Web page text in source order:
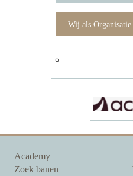
Wij als Organisatie
Academy
Zoek banen